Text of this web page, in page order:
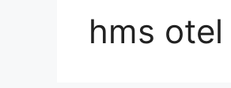
hms otel